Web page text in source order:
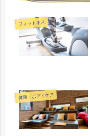
フィットネス
健康・ボディケア